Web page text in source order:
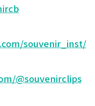
souvenir_inst/
@souvenirclips